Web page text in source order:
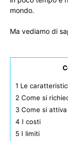
mondo.
Ma vediamo di
1 Le
2 Come si
3 Come si attiva
4 I costi
5 I limiti